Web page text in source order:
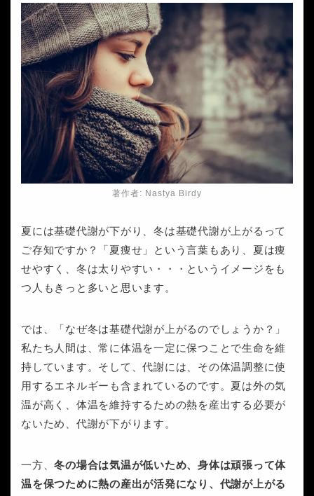
著作者: Nastya Birdy
夏には基礎代謝が下がり、冬は基礎代謝が上がるって
ご存知ですか？「夏痩せ」という言葉もあり、夏は痩
せやすく、冬は太りやすい・・・というイメージをも
つ人もきっと多いと思います。
では、「なぜ冬は基礎代謝が上がるのでしょうか？」
私たち人間は、常に体温を一定に保つことで生命を維
持しています。そして、代謝には、その体温調整に使
用するエネルギーも含まれているのです。夏は外の気
温が高く、体温を維持するための熱を産出する必要が
ないため、代謝が下がります。
一方、冬の場合は気温が低いため、身体は頑張って体
温を保つために熱の産出が活発になり、代謝が上がる